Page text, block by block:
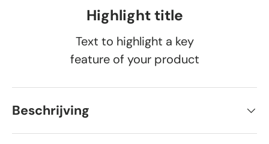
Highlight title
Text to highlight a key
feature of your product
Beschrijving